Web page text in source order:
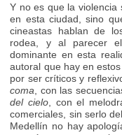
Y no es que la violencia
en esta ciudad, sino
cineastas hablan de
rodea, y al parecer
dominante en esta
autoral que hay en
por ser críticos y
coma , con las
del cielo , con el
comerciales, sin serlo
Medellín no hay